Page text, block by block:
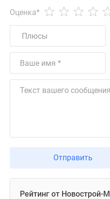
Оценка*
Отправить
Рейтинг от Новострой-М